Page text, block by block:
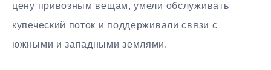
цену привозным вещам, умели обслуживать
купеческий поток и поддерживали связи с
южными и западными землями.